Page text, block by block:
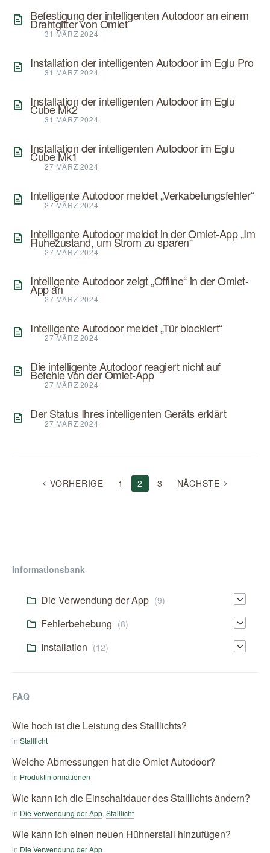
Befestigung der intelligenten Autodoor an einem
Drahtgitter von Omlet
31 MÄRZ 2024
Installation der intelligenten Autodoor im Eglu Pro
31 MÄRZ 2024
Installation der intelligenten Autodoor im Eglu
Cube Mk2
31 MÄRZ 2024
Installation der intelligenten Autodoor im Eglu
Cube Mk1
27 MÄRZ 2024
Intelligente Autodoor meldet „Verkabelungsfehler“
27 MÄRZ 2024
Intelligente Autodoor meldet in der Omlet-App „Im
Ruhezustand, um Strom zu sparen“
27 MÄRZ 2024
Intelligente Autodoor zeigt „Offline“ in der Omlet-
App an
27 MÄRZ 2024
Intelligente Autodoor meldet „Tür blockiert“
27 MÄRZ 2024
Die intelligente Autodoor reagiert nicht auf
Befehle von der Omlet-App
27 MÄRZ 2024
Der Status Ihres intelligenten Geräts erklärt
27 MÄRZ 2024
BEITRAGSNAVIGATION
VORHERIGE 1 2 3 NÄCHSTE
Informationsbank
Die Verwendung der App (9)
Fehlerbehebung (8)
Installation (12)
FAQ
Wie hoch ist die Leistung des Stalllichts?
in Stalllicht
Welche Abmessungen hat die Omlet Autodoor?
in Produktinformationen
Wie kann ich die Einschaltdauer des Stalllichts ändern?
in Die Verwendung der App, Stalllicht
Wie kann ich einen neuen Hühnerstall hinzufügen?
in Die Verwendung der App